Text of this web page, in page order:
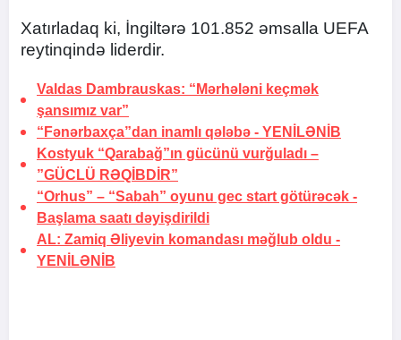
Xatırladaq ki, İngiltərə 101.852 əmsalla UEFA
reytinqində liderdir.
Valdas Dambrauskas: “Mərhələni keçmək
şansımız var”
“Fənərbaxça”dan inamlı qələbə - YENİLƏNİB
Kostyuk “Qarabağ”ın gücünü vurğuladı –
”GÜCLÜ RƏQİBDİR”
“Orhus” – “Sabah” oyunu gec start götürəcək -
Başlama saatı dəyişdirildi
AL: Zamiq Əliyevin komandası məğlub oldu -
YENİLƏNİB